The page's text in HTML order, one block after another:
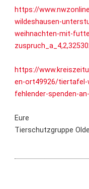
https://
wildeshausen-
weihnachten-mit-
https://
en-ort49926/tiertafel-
fehlender-spenden-
Eure
Tierschutzgruppe